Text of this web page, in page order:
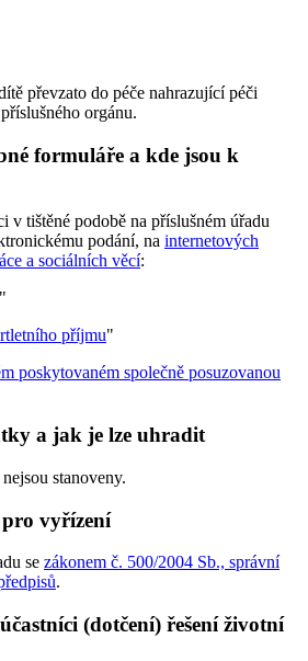
převzato do péče nahrazující péči
orgánu.
formuláře a kde jsou k
v tištěné podobě na příslušném úřadu
podání, na internetových
a sociálních věcí:
"
příjmu"
poskytovaném společně posuzovanou
a jak je lze uhradit
stanoveny.
vyřízení
se zákonem č. 500/2004 Sb., správní
.
(dotčení) řešení životní